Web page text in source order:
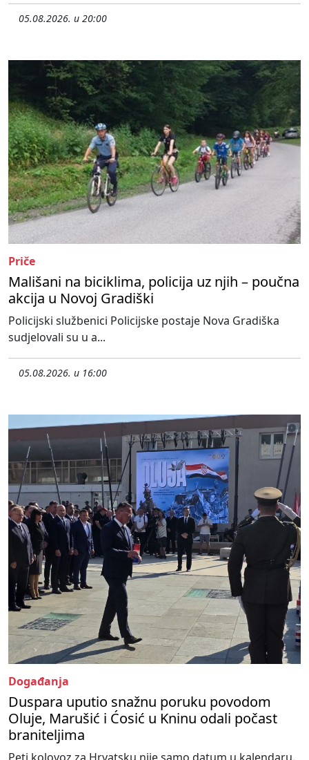
05.08.2026. u 20:00
Priče
Mališani na biciklima, policija uz njih – poučna
akcija u Novoj Gradiški
Policijski službenici Policijske postaje Nova Gradiška
sudjelovali su u a...
05.08.2026. u 16:00
Događanja
Duspara uputio snažnu poruku povodom
Oluje, Marušić i Ćosić u Kninu odali počast
braniteljima
Peti kolovoz za Hrvatsku nije samo datum u kalendaru.